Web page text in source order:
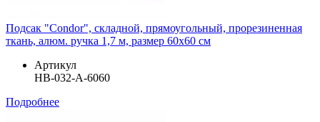
Подсак "Condor", складной, прямоугольный, прорезиненная
ткань, алюм. ручка 1,7 м, размер 60х60 см
Артикул
HB-032-A-6060
Подробнее